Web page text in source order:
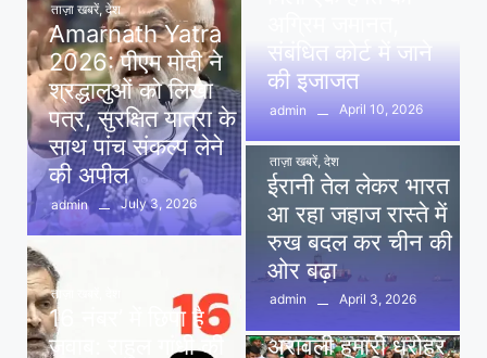
ताज़ा खबरें, देश
Amarnath Yatra
2026: पीएम मोदी ने
श्रद्धालुओं को लिखा
पत्र, सुरक्षित यात्रा के
साथ पांच संकल्प लेने
की अपील
admin July 3, 2026
ताज़ा खबरें
16 नंबर’ में छिपा है
जवाब: राहुल गांधी की
संबंधित कोर्ट में जाने
की इजाजत
admin April 10, 2026
ताज़ा खबरें, देश
ईरानी तेल लेकर भारत
आ रहा जहाज रास्ते में
रुख बदल कर चीन की
ओर बढ़ा
admin
April 3, 2026
अरावली हमारी धरोहर